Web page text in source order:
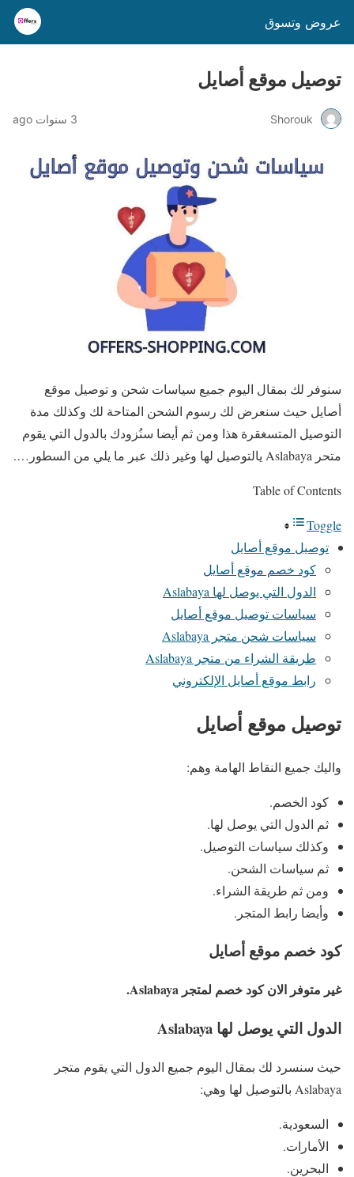
عروض وتسوق
توصيل موقع أصايل
Shorouk 3 سنوات ago
سنوفر لك بمقال اليوم جميع سياسات شحن و توصيل موقع
أصايل حيث سنعرض لك رسوم الشحن المتاحة لك وكذلك مدة
التوصيل المتسغقرة هذا ومن ثم أيضا سنُزودك بالدول التي يقوم
متحر Aslabaya يالتوصيل لها وغير ذلك عبر ما يلي من السطور….
Table of Contents
Toggle
توصيل موقع أصايل
كود خصم موقع أصايل
الدول التي يوصل لها Aslabaya
سياسات توصيل موقع أصايل
سياسات شحن متجر Aslabaya
طريقة الشراء من متجر Aslabaya
رابط موقع أصايل الإلكتروني
توصيل موقع أصايل
واليك جميع النقاط الهامة وهم:
كود الخصم.
ثم الدول التي يوصل لها.
وكذلك سياسات التوصيل.
ثم سياسات الشحن.
ومن ثم طريقة الشراء.
وأيضا رابط المتجر.
كود خصم موقع أصايل
غير متوفر الان كود خصم لمتجر Aslabaya.
الدول التي يوصل لها Aslabaya
حيث سنسرد لك بمقال اليوم جميع الدول التي يقوم متجر
Aslabaya بالتوصيل لها وهي:
السعودية.
الأمارات.
البحرين.